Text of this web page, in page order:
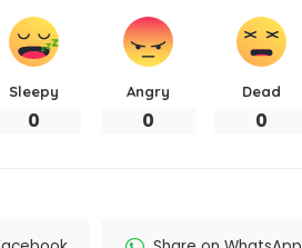
Sleepy
0
Angry
0
Dead
0